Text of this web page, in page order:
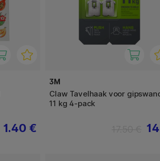
1.40 €
3M
Claw Tavelhaak voor
11 kg 4-pack